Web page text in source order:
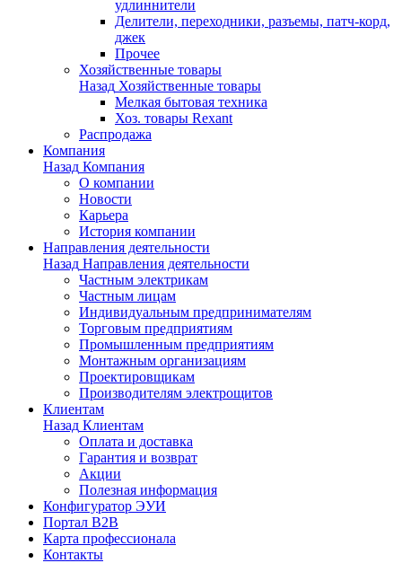
удлиннители
Делители, переходники, разъемы, патч-корд,
джек
Прочее
Хозяйственные товары
Назад Хозяйственные товары
Мелкая бытовая техника
Хоз. товары Rexant
Распродажа
Компания
Назад Компания
О компании
Новости
Карьера
История компании
Направления деятельности
Назад Направления деятельности
Частным электрикам
Частным лицам
Индивидуальным предпринимателям
Торговым предприятиям
Промышленным предприятиям
Монтажным организациям
Проектировщикам
Производителям электрощитов
Клиентам
Назад Клиентам
Оплата и доставка
Гарантия и возврат
Акции
Полезная информация
Конфигуратор ЭУИ
Портал B2B
Карта профессионала
Контакты